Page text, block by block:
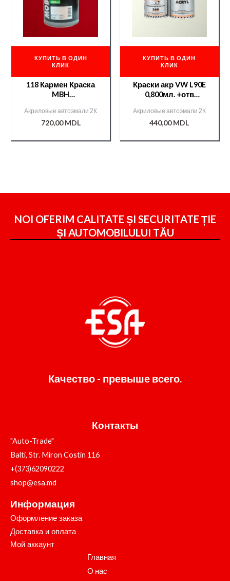
КУПИТЬ В ОДИН
КЛИК
118 Кармен Краска
MBH
0,375л./000000219/
Акриловые автоэмали 2К
720,00MDL
КУПИТЬ В ОДИН
КЛИК
Краски акр VW L90E
0,800мл. +отв
Chameleon/51276/
Акриловые автоэмали 2К
440,00MDL
NOI OFERIM CALITATE ȘI SECURITATE ȚIE
ȘI AUTOMOBILULUI TĂU
Качество - превыше всего.
Контакты
"Auto-Trade"
Balti, Str. Miron Costin 116
+(373)62090222
shop@esa.md
Информация
Оформление заказа
Доставка и оплата
Мой аккаунт
Главная
О нас